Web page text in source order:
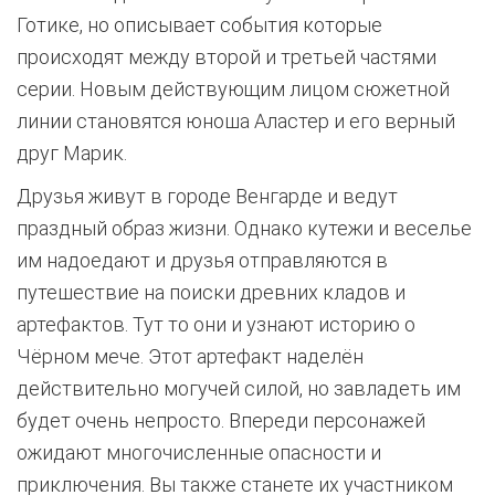
Готике, но описывает события которые
происходят между второй и третьей частями
серии. Новым действующим лицом сюжетной
линии становятся юноша Аластер и его верный
друг Марик.
Друзья живут в городе Венгарде и ведут
праздный образ жизни. Однако кутежи и веселье
им надоедают и друзья отправляются в
путешествие на поиски древних кладов и
артефактов. Тут то они и узнают историю о
Чёрном мече. Этот артефакт наделён
действительно могучей силой, но завладеть им
будет очень непросто. Впереди персонажей
ожидают многочисленные опасности и
приключения. Вы также станете их участником